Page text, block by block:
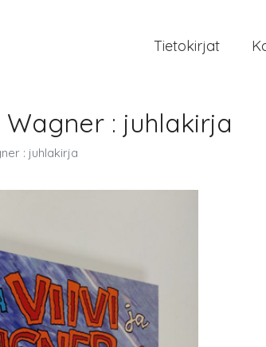
Tietokirjat
Wagner : juhlakirja
: juhlakirja